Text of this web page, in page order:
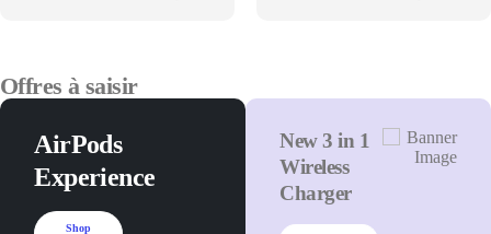
Offres à saisir
AirPods
Experience
Shop
New 3 in 1
Wireless
Charger